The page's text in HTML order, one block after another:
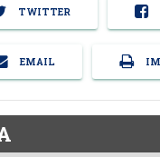
TWITTER
EMAIL